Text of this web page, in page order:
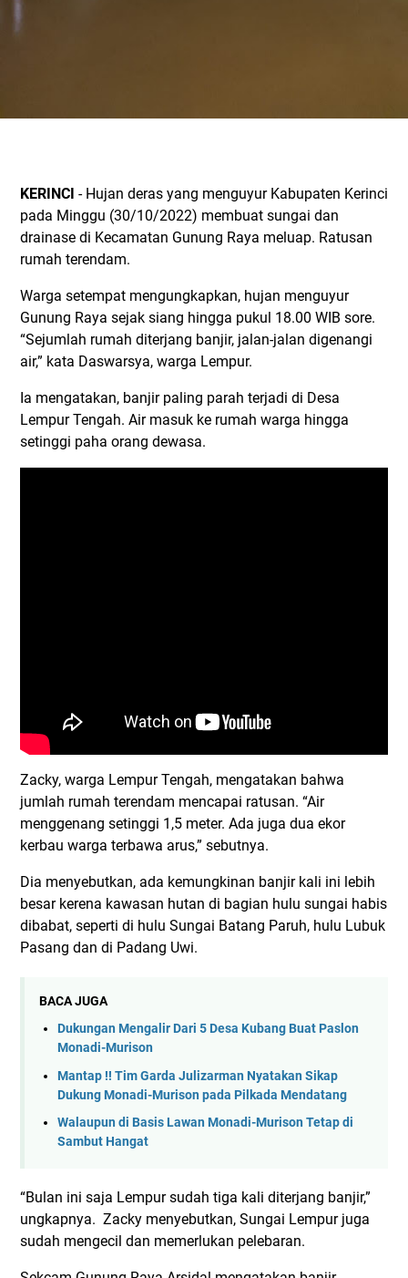
KERINCI - Hujan deras yang menguyur Kabupaten Kerinci
pada Minggu (30/10/2022) membuat sungai dan
drainase di Kecamatan Gunung Raya meluap. Ratusan
rumah terendam.
Warga setempat mengungkapkan, hujan menguyur
Gunung Raya sejak siang hingga pukul 18.00 WIB sore.
“Sejumlah rumah diterjang banjir, jalan-jalan digenangi
air,” kata Daswarsya, warga Lempur.
Ia mengatakan, banjir paling parah terjadi di Desa
Lempur Tengah. Air masuk ke rumah warga hingga
setinggi paha orang dewasa.
Zacky, warga Lempur Tengah, mengatakan bahwa
jumlah rumah terendam mencapai ratusan. “Air
menggenang setinggi 1,5 meter. Ada juga dua ekor
kerbau warga terbawa arus,” sebutnya.
Dia menyebutkan, ada kemungkinan banjir kali ini lebih
besar kerena kawasan hutan di bagian hulu sungai habis
dibabat, seperti di hulu Sungai Batang Paruh, hulu Lubuk
Pasang dan di Padang Uwi.
BACA JUGA
Dukungan Mengalir Dari 5 Desa Kubang Buat Paslon
Monadi-Murison
Mantap !! Tim Garda Julizarman Nyatakan Sikap
Dukung Monadi-Murison pada Pilkada Mendatang
Walaupun di Basis Lawan Monadi-Murison Tetap di
Sambut Hangat
“Bulan ini saja Lempur sudah tiga kali diterjang banjir,”
ungkapnya. Zacky menyebutkan, Sungai Lempur juga
sudah mengecil dan memerlukan pelebaran.